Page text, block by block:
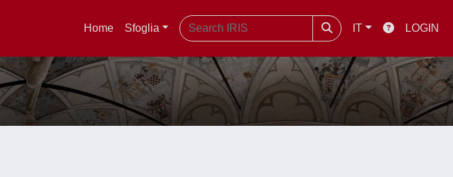
Home Sfoglia IT LOGIN